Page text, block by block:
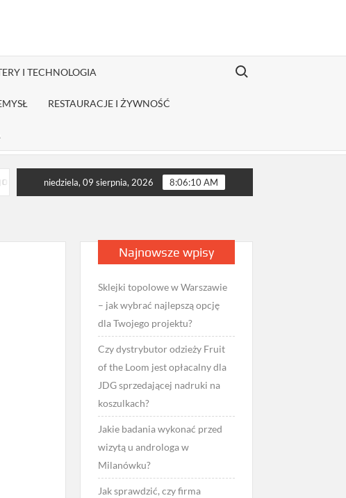
I TECHNOLOGIA
RESTAURACJE I ŻYWNOŚĆ
Search for:
Czy dystrybutor odzieży Fruit of the Loom jest opłacalny dla JDG
niedziela, 09 sierpnia, 2026 8:06:11 AM
Najnowsze wpisy
Sklejki topolowe w Warszawie
– jak wybrać najlepszą opcję
dla Twojego projektu?
Czy dystrybutor odzieży Fruit
of the Loom jest opłacalny dla
JDG sprzedającej nadruki na
koszulkach?
Jakie badania wykonać przed
wizytą u androloga w
Milanówku?
Jak sprawdzić, czy firma